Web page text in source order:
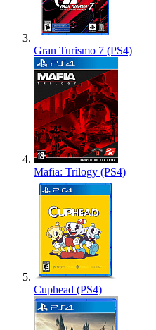
Gran Turismo 7 (PS4)
Mafia: Trilogy (PS4)
Cuphead (PS4)